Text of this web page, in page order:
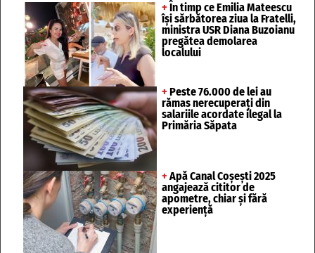
+ În timp ce Emilia Mateescu
își sărbătorea ziua la Fratelli,
ministra USR Diana Buzoianu
pregătea demolarea
localului
+ Peste 76.000 de lei au
rămas nerecuperați din
salariile acordate ilegal la
Primăria Săpata
+ Apă Canal Coșești 2025
angajează cititor de
apometre, chiar și fără
experiență